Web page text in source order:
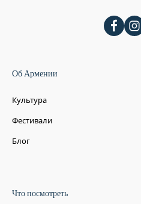
Об Армении
Культура
Фестивали
Блог
Что посмотреть